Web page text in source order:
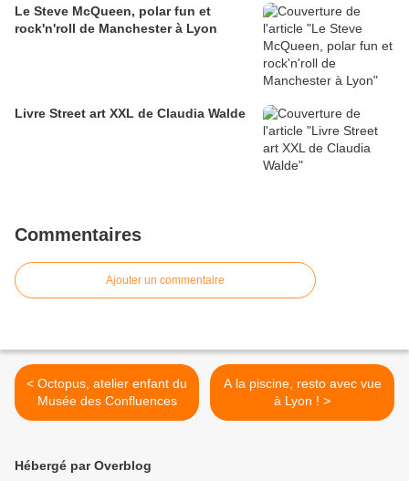
Le Steve McQueen, polar fun et
rock'n'roll de Manchester à Lyon
Livre Street art XXL de Claudia Walde
Commentaires
Ajouter un commentaire
< Octopus, atelier enfant du
Musée des Confluences
A la piscine, resto avec vue
à Lyon ! >
Hébergé par Overblog